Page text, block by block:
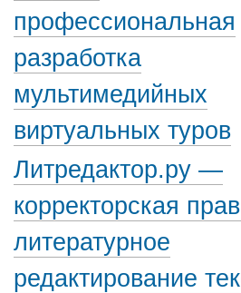
профессиональная
разработка
мультимедийных
виртуальных туров
Литредактор.ру —
корректорская
литературное
редактирование